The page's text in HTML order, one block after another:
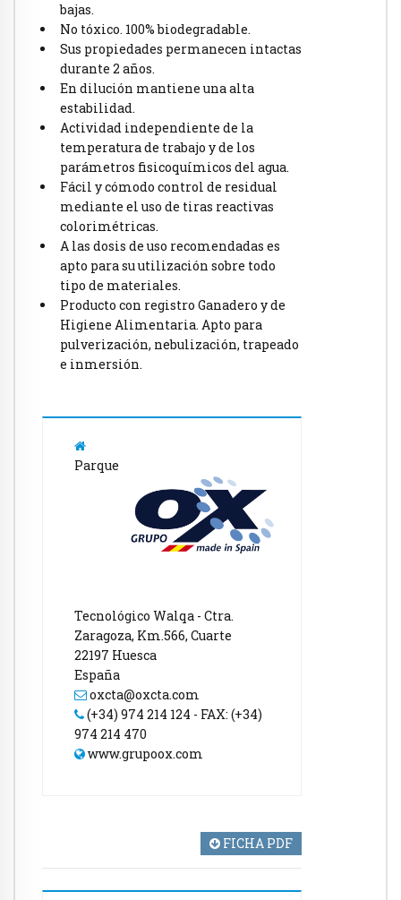
bajas.
No tóxico. 100% biodegradable.
Sus propiedades permanecen intactas
durante 2 años.
En dilución mantiene una alta
estabilidad.
Actividad independiente de la
temperatura de trabajo y de los
parámetros fisicoquímicos del agua.
Fácil y cómodo control de residual
mediante el uso de tiras reactivas
colorimétricas.
A las dosis de uso recomendadas es
apto para su utilización sobre todo
tipo de materiales.
Producto con registro Ganadero y de
Higiene Alimentaria. Apto para
pulverización, nebulización, trapeado
e inmersión.
Parque
Tecnológico Walqa - Ctra.
Zaragoza, Km.566, Cuarte
22197 Huesca
España
oxcta@oxcta.com
(+34) 974 214 124 - FAX: (+34)
974 214 470
www.grupoox.com
FICHA PDF